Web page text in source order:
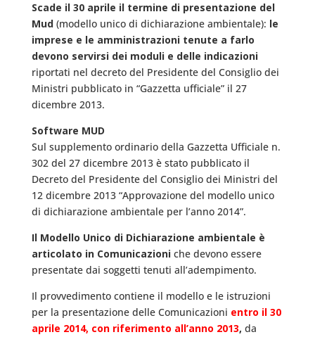
Scade il 30 aprile il termine di presentazione del
Mud(modello unico di dichiarazione ambientale): le
imprese e le amministrazioni tenute a farlo
devono servirsi dei moduli e delle indicazioni
riportati nel decreto del Presidente del Consiglio dei
Ministri pubblicato in “Gazzetta ufficiale” il 27
dicembre 2013.
Software MUD
Sul supplemento ordinario della Gazzetta Ufficiale n.
302 del 27 dicembre 2013 è stato pubblicato il
Decreto del Presidente del Consiglio dei Ministri del
12 dicembre 2013 “Approvazione del modello unico
di dichiarazione ambientale per l’anno 2014”.
Il Modello Unico di Dichiarazione ambientale è
articolato in Comunicazioniche devono essere
presentate dai soggetti tenuti all’adempimento.
Il provvedimento contiene il modello e le istruzioni
per la presentazione delle Comunicazioni entro il 30
aprile 2014, con riferimento all’anno 2013, da